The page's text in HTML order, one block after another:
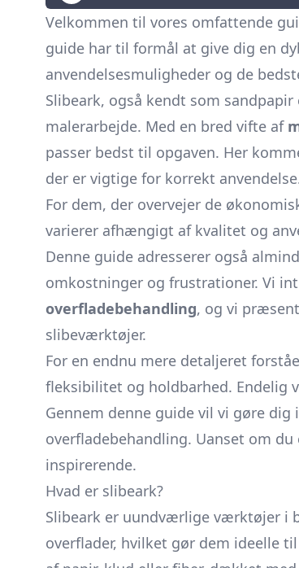
Velkommen til vores omfattende
guide har til formål at give dig en
anvendelsesmuligheder og de
Slibeark, også kendt som
malerarbejde. Med en bred vifte af
passer bedst til opgaven. Her
der er vigtige for korrekt
For dem, der overvejer de
varierer afhængigt af kvalitet og
Denne guide adresserer også
omkostninger og frustrationer. Vi
overfladebehandling, og vi
slibeværktøjer.
For en endnu mere detaljeret
fleksibilitet og holdbarhed. Endelig
Gennem denne guide vil vi gøre
overfladebehandling. Uanset om
inspirerende.
Hvad er slibeark?
Slibeark er uundværlige værktøjer i
overflader, hvilket gør dem ideelle